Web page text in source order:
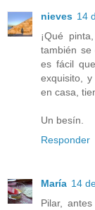
nieves 14
¡Qué
también se
es fácil
exquisito,
en casa,
Un besín.
Responder
María 14
Pilar,